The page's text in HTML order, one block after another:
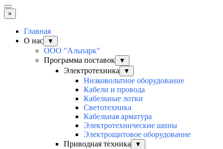
×
Главная
О нас
▼
ООО "Альпарк"
Программа поставок
▼
Электротехника ▼
Низковольтное оборудование
Кабели и провода
Кабельные лотки
Светотехника
Кабельная арматура
Электротехнические шины
Электрощитовое оборудование
Приводная техника
▼